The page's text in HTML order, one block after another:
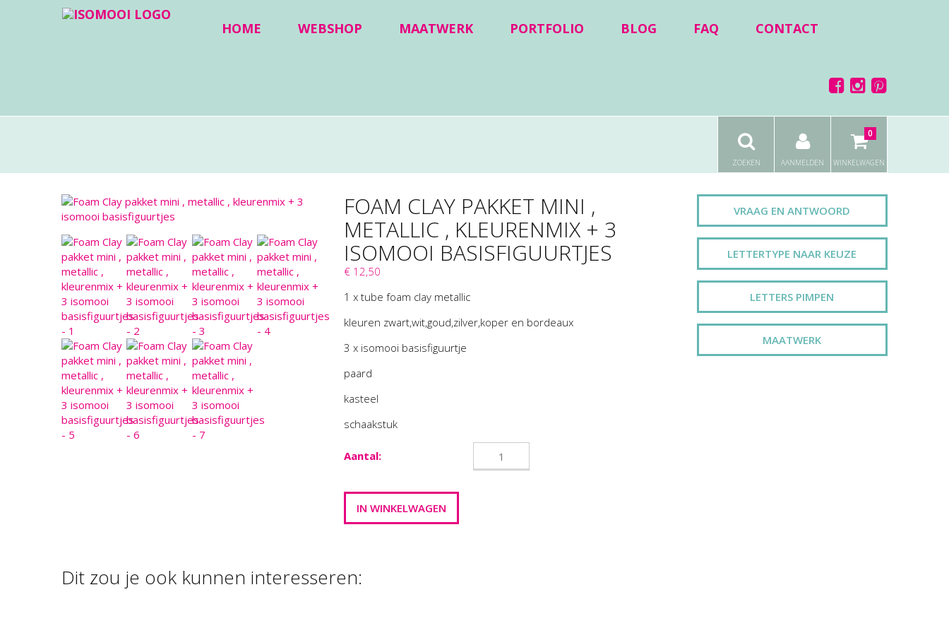
HOME WEBSHOP MAATWERK PORTFOLIO BLOG FAQ CONTACT
ZOEKEN AANMELDEN WINKELWAGEN
0
FOAM CLAY PAKKET MINI ,
METALLIC , KLEURENMIX + 3
ISOMOOI BASISFIGUURTJES
€ 12,50
1 x tube foam clay metallic
kleuren zwart,wit,goud,zilver,koper en bordeaux
3 x isomooi basisfiguurtje
paard
kasteel
schaakstuk
Aantal:
VRAAG EN ANTWOORD
LETTERTYPE NAAR KEUZE
LETTERS PIMPEN
MAATWERK
Dit zou je ook kunnen interesseren: